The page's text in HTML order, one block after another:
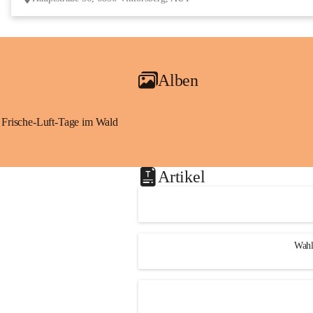
Alben
Frische-Luft-Tage im Wald
Artikel